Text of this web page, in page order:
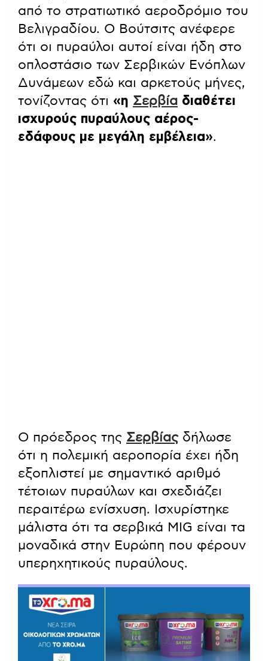
από το στρατιωτικό αεροδρόμιο του
Βελιγραδίου. Ο Βούτσιτς ανέφερε
ότι οι πυραύλοι αυτοί είναι ήδη στο
οπλοστάσιο των Σερβικών Ενόπλων
Δυνάμεων εδώ και αρκετούς μήνες,
τονίζοντας ότι «η Σερβία διαθέτει
ισχυρούς πυραύλους αέρος-
εδάφους με μεγάλη εμβέλεια».
Ο πρόεδρος της Σερβίαςδήλωσε
ότι η πολεμική αεροπορία έχει ήδη
εξοπλιστεί με σημαντικό αριθμό
τέτοιων πυραύλων και σχεδιάζει
περαιτέρω ενίσχυση. Ισχυρίστηκε
μάλιστα ότι τα σερβικά MIG είναι τα
μοναδικά στην Ευρώπη που φέρουν
υπερηχητικούς πυραύλους.